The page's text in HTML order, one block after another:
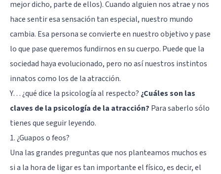
mejor dicho, parte de ellos). Cuando alguien nos atrae y nos
hace sentir esa sensación tan especial, nuestro mundo
cambia. Esa persona se convierte en nuestro objetivo y pase
lo que pase queremos fundirnos en su cuerpo. Puede que la
sociedad haya evolucionado, pero no así nuestros instintos
innatos como los de la atracción.
Y… ¿qué dice la psicología al respecto? ¿Cuáles son las
claves de la psicología de la atracción? Para saberlo sólo
tienes que seguir leyendo.
1. ¿Guapos o feos?
Una las grandes preguntas que nos planteamos muchos es
si a la hora de ligar es tan importante el físico, es decir, el